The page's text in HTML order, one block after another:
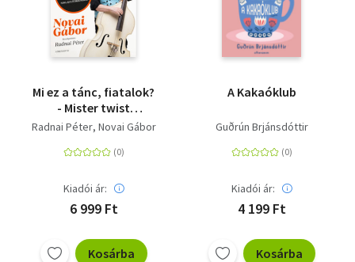
Mi ez a tánc, fiatalok?
- Mister twist
miniszter történetei:
Dolly Roll, Marót Viki
Zenekar
Radnai Péter Novai Gábor
Kiadói ár:
6 999 Ft
Kosárba
A Kakaóklub
Guðrún Brjánsdóttir
Kiadói ár:
4 199 Ft
Kosárba